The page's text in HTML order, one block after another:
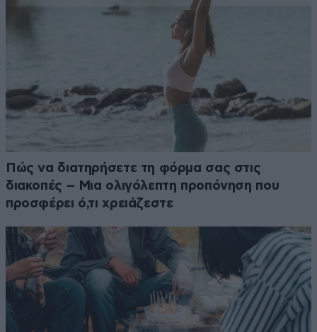
Πώς να διατηρήσετε τη φόρμα σας στις
διακοπές – Μια ολιγόλεπτη προπόνηση που
προσφέρει ό,τι χρειάζεστε